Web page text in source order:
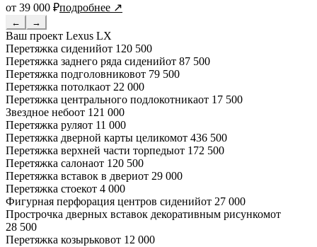
от 39 000 ₽подробнее ↗
← →
Ваш проект Lexus LX
Перетяжка сиденийот 120 500
Перетяжка заднего ряда сиденийот 87 500
Перетяжка подголовниковот 79 500
Перетяжка потолкаот 22 000
Перетяжка центрального подлокотникаот 17 500
Звездное небоот 121 000
Перетяжка руляот 11 000
Перетяжка дверной карты целикомот 436 500
Перетяжка верхней части торпедыот 172 500
Перетяжка салонаот 120 500
Перетяжка вставок в двериот 29 000
Перетяжка стоекот 4 000
Фигурная перфорация центров сиденийот 27 000
Прострочка дверных вставок декоративным рисункомот
28 500
Перетяжка козырьковот 12 000